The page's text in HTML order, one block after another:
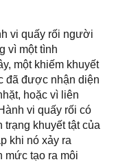
vi quấy rối người
vì mộttình
một khiếm khuyết
đã được nhận diện
hoặc vì liên
vi quấy rối có
trạng khuyết tật của
khi nó xảy ra
mức tạo ra môi